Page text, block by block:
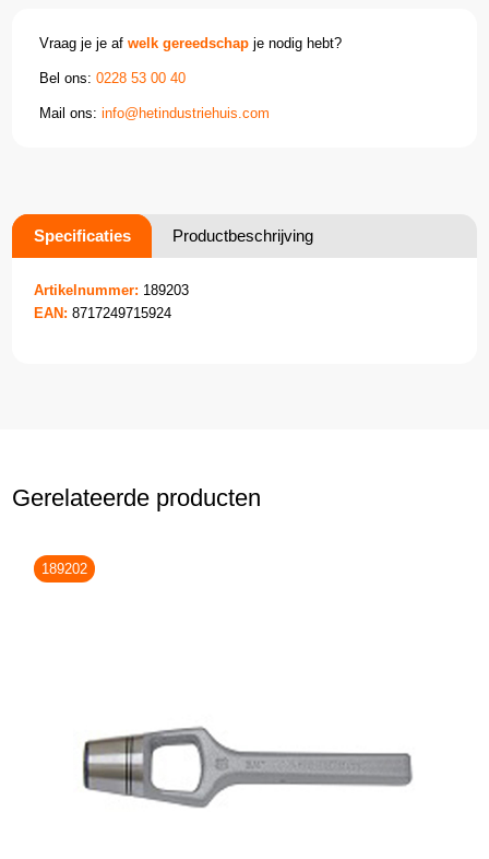
Vraag je je afwelk gereedschap je nodig hebt?
Bel ons:0228 53 00 40
Mail ons:info@hetindustriehuis.com
Specificaties Productbeschrijving
Artikelnummer: 189203
EAN: 8717249715924
Gerelateerde producten
189202